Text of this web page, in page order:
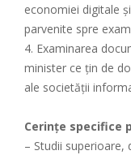
economiei digitale
parvenite spre
4. Examinarea
minister ce țin de
ale societăţii
Cerinţe specifice
– Studii superioare,